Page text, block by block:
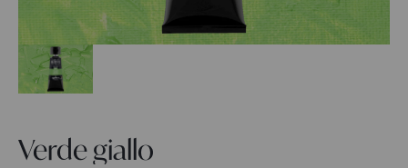
Verde giallo